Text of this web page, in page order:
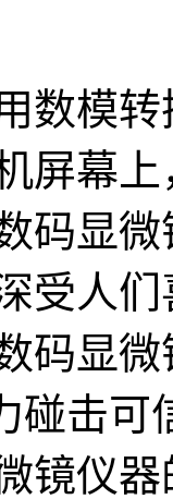
数模
屏幕
码显
受人
码显
碰击
镜仪